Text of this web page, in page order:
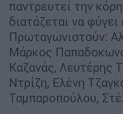
παντρευτεί την
διατάζεται να
Πρωταγωνιστούν:
Μάρκος
Καζανάς, Λευτέρης
Ντρίζη, Ελένη
Ταμπαροπούλου,